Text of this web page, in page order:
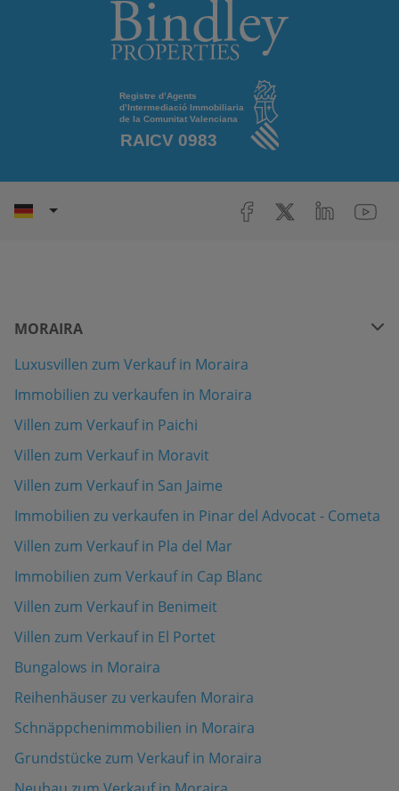
MORAIRA
Luxusvillen zum Verkauf in Moraira
Immobilien zu verkaufen in Moraira
Villen zum Verkauf in Paichi
Villen zum Verkauf in Moravit
Villen zum Verkauf in San Jaime
Immobilien zu verkaufen in Pinar del Advocat - Cometa
Villen zum Verkauf in Pla del Mar
Immobilien zum Verkauf in Cap Blanc
Villen zum Verkauf in Benimeit
Villen zum Verkauf in El Portet
Bungalows in Moraira
Reihenhäuser zu verkaufen Moraira
Schnäppchenimmobilien in Moraira
Grundstücke zum Verkauf in Moraira